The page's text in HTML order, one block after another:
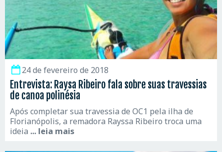
24 de fevereiro de 2018
Entrevista: Raysa Ribeiro fala sobre suas travessias
de canoa polinésia
Após completar sua travessia de OC1 pela ilha de
Florianópolis, a remadora Rayssa Ribeiro troca uma
ideia ... leia mais